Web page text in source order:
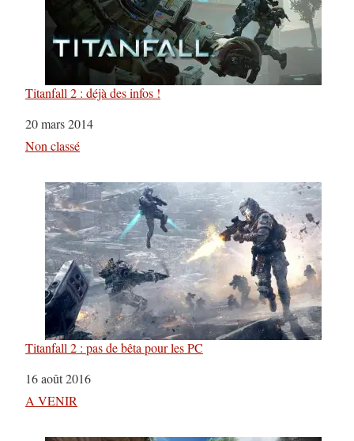
Titanfall 2 : déjà des infos !
Date
20 mars 2014
Par rapport à
Non classé
Titanfall 2 : pas de bêta pour les PC
Date
16 août 2016
Par rapport à
A VENIR